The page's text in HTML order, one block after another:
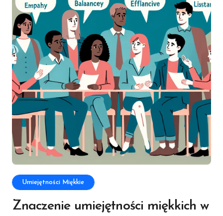
Umiejętności Miękkie
Znaczenie umiejętności miękkich w